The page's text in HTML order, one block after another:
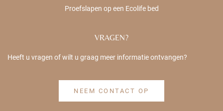
Proefslapen op een Ecolife bed
VRAGEN?
Heeft u vragen of wilt u graag meer informatie ontvangen?
NEEM CONTACT OP